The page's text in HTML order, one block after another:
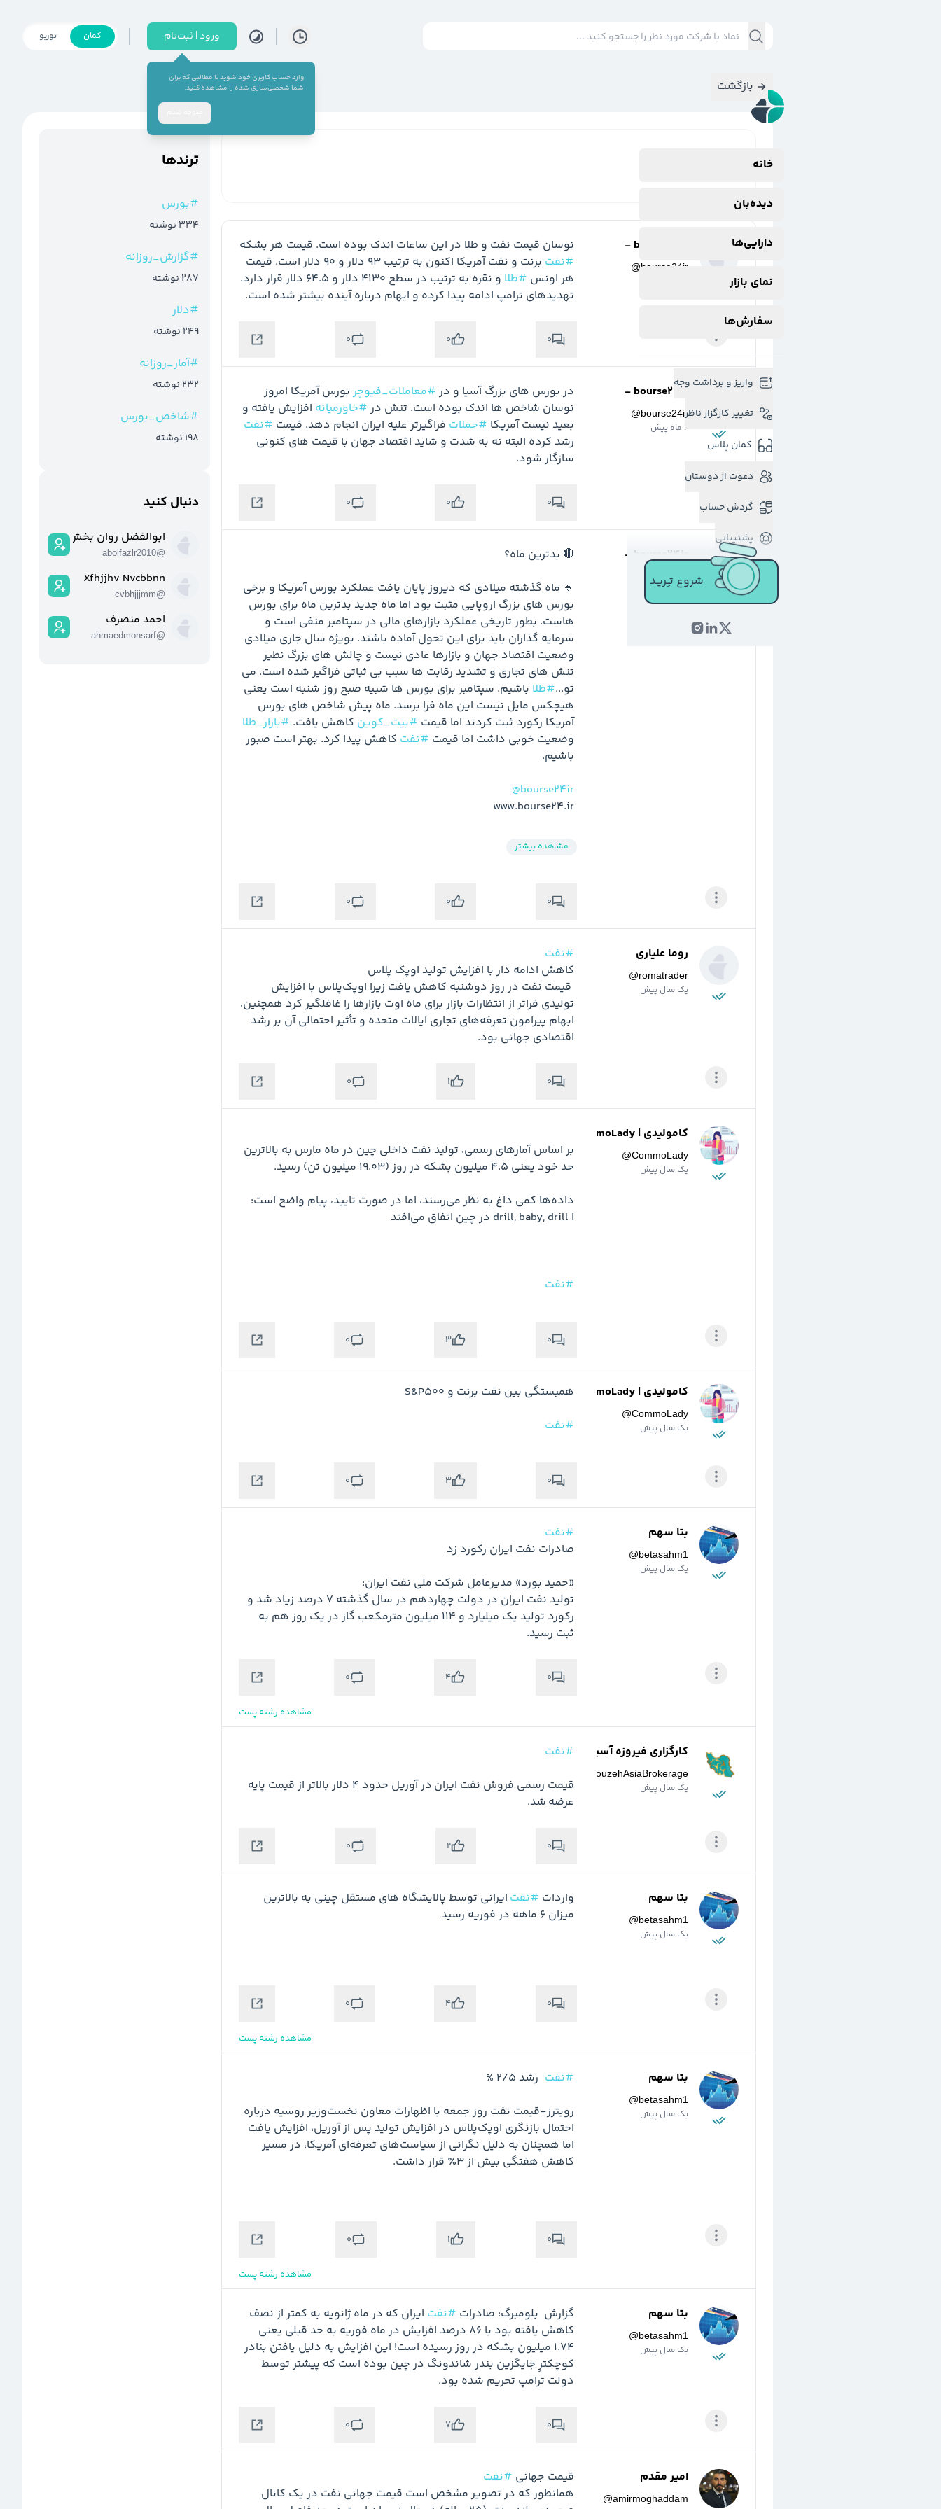
ورود | ثبت‌نام
وارد حساب کاربری خود شوید تا مطالبی که برای
شما شخصی‌سازی شده را مشاهده کنید.
کمان توربو
خانه
دیده‌بان
دارایی‌ها
نمای بازار
سفارش‌ها
واریز و برداشت وجه
تغییر کارگزار ناظر
کمان پلاس
دعوت از دوستان
متوجه شدم
گردش حساب
پشتیبانی
شروع تـِـریـد
بازگشت
bourse24ir -
@bourse24ir
نوسان قیمت نفت و طلا در این ساعات اندک بوده است. قیمت هر بشکه
#نفت
هر اونس #طلا
تهدیدهای ترامپ ادامه پیدا کرده و ابهام درباره آینده بیشتر شده است.
0
0
0
bourse24ir -
@bourse24ir
2 ماه پیش
در بورس های بزرگ آسیا و در #معاملات_فیوچر
نوسان شاخص ها اندک بوده است. تنش در #خاورمیانه
بعید نیست آمریکا #حملات فراگیرتر علیه ایران انجام دهد. قیمت #نفت
سازگار شود.
0
0
0
bourse24ir -
bourse24ir
یک سال پیش
تو...#طلا
آمریکا رکورد ثبت کردند اما قیمت #بیت_کوین کاهش یافت. #بازار_طلا
وضعیت خوبی داشت اما قیمت #نفت
@bourse24ir
www.bourse24.ir
مشاهده بیشتر
0
0
0
روما علیاری
@romatrader
یک سال پیش
#نفت
اقتصادی جهانی بود.
0
1
0
کامولیدی | CommoLady
@CommoLady
یک سال پیش
#نفت
0
3
0
کامولیدی | CommoLady
@CommoLady
یک سال پیش
#نفت
0
3
0
بتا سهم
@betasahm1
یک سال پیش
#نفت
ثبت رسید.
0
4
0
مشاهده رشته پست
کارگزاری فیروزه آسیا
FirouzehAsiaBrokerage
یک سال پیش
#نفت
عرضه شد.
0
2
0
بتا سهم
@betasahm1
یک سال پیش
واردات #نفت
0
4
0
مشاهده رشته پست
بتا سهم
@betasahm1
یک سال پیش
#نفت
0
1
0
مشاهده رشته پست
بتا سهم
@betasahm1
یک سال پیش
گزارش  بلومبرگ: صادرات #نفت
دولت ترامپ تحریم شده بود.
0
7
0
امیر مقدم
@amirmoghaddam
قیمت جهانی #نفت
ترند‌ها
#بورس
334 نوشته
#گزارش_روزانه
287 نوشته
#دلار
249 نوشته
#آمار_روزانه
232 نوشته
#شاخص_بورس
198 نوشته
دنبال کنید
ابوالفضل روان بخش
@
abolfazlr2010
Xfhjjhv Nvcbbnn
@
cvbhjjjmm
احمد منصرف
@
ahmaedmonsarf